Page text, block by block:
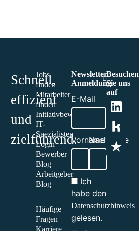
Schnell,
effizient
und
zielführend.​
Jobs
finden
Mitarbeiter
finden
Initiativbewerbung
IT-
Spezialisten
Login
Bewerber
Blog
Arbeitgeber
Blog
Häufige
Fragen
Karriere
Newsletter
Anmeldung
E-Mail
VornameNachname
Ich
habe den
Datenschutzhinweis
gelesen.
Besuchen
Sie uns
auf